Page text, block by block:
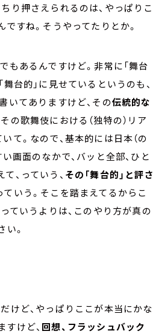
り押さえられるのは、やっぱりこ
すね。そうやってたりとか。
もあるんですけど。非常に「舞台
台的」に見せているというのも、
いてありますけど、その伝統的な
その歌舞伎における（独特の）リア
て。なので、基本的には日本（の
画面のなかで、バッと全部、ひと
、っていう、 その「舞台的」と評さ
ていう。そこを踏まえてるからこ
ていうよりは、このやり方が真の
。
けど、やっぱりここが本当にかな
けど、 回想、フラッシュバック